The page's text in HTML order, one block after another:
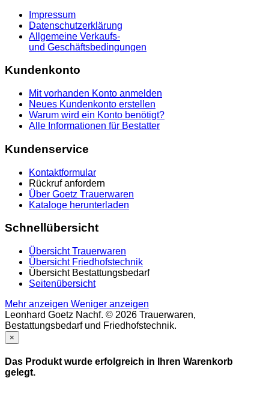
Impressum
Datenschutzerklärung
Allgemeine Verkaufs-
und Geschäftsbedingungen
Kundenkonto
Mit vorhanden Konto anmelden
Neues Kundenkonto erstellen
Warum wird ein Konto benötigt?
Alle Informationen für Bestatter
Kundenservice
Kontaktformular
Rückruf anfordern
Über Goetz Trauerwaren
Kataloge herunterladen
Schnellübersicht
Übersicht Trauerwaren
Übersicht Friedhofstechnik
Übersicht Bestattungsbedarf
Seitenübersicht
Mehr anzeigen Weniger anzeigen
Leonhard Goetz Nachf. © 2026 Trauerwaren,
Bestattungsbedarf und Friedhofstechnik.
×
Das Produkt wurde erfolgreich in Ihren Warenkorb
gelegt.